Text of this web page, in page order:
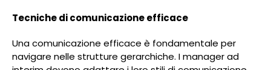
Tecniche di comunicazione efficace
Una comunicazione efficace è fondamentale per
navigare nelle strutture gerarchiche. I manager ad